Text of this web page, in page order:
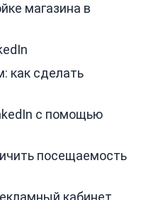
магазина в
как сделать
с помощью
посещаемость
кабинет